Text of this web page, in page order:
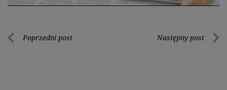
Nawigacja
Poprzedni post Następny post